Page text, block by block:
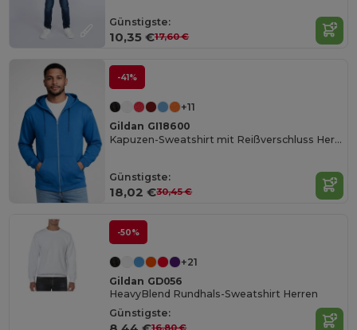
Günstigste:
10,35 €17,60 €
-41%
+11
Gildan GI18600
Kapuzen-Sweatshirt mit Reißverschluss Herren
Günstigste:
18,02 €30,45 €
-50%
+21
Gildan GD056
HeavyBlend Rundhals-Sweatshirt Herren
Günstigste: